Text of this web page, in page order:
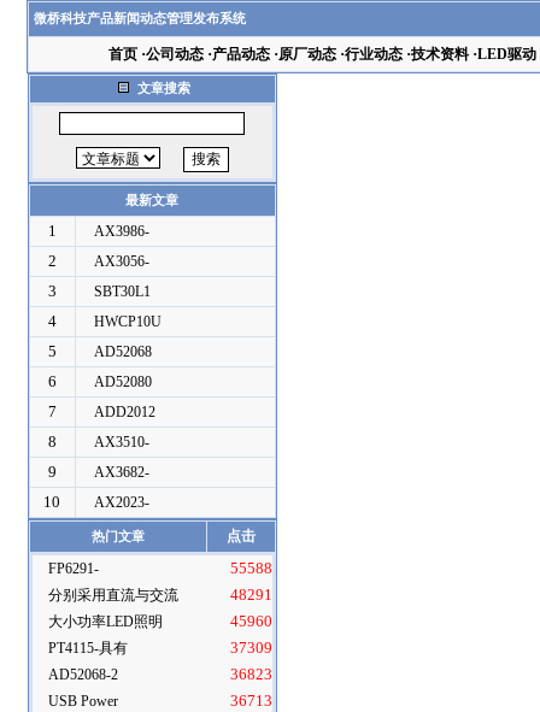
微桥科技产品新闻动态管理发布系统
首页·公司动态·产品动态·原厂动态·行业动态·技术资料·LED驱动
文章搜索
最新文章
1
AX3986-
2
AX3056-
3
SBT30L1
4
HWCP10U
5
AD52068
6
AD52080
7
ADD2012
8
AX3510-
9
AX3682-
10
AX2023-
热门文章
点击
FP6291-
55588
分别采用直流与交流
48291
大小功率LED照明
45960
PT4115-具有
37309
AD52068-2
36823
USB Power
36713